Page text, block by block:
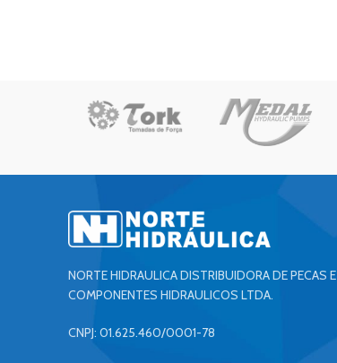
NORTE HIDRAULICA DISTRIBUIDORA DE PECAS E
COMPONENTES HIDRAULICOS LTDA.
CNPJ: 01.625.460/0001-78